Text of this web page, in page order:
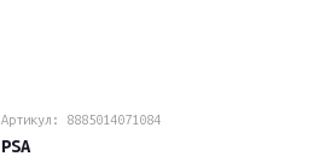
Артикул: 8885014071084
PSA